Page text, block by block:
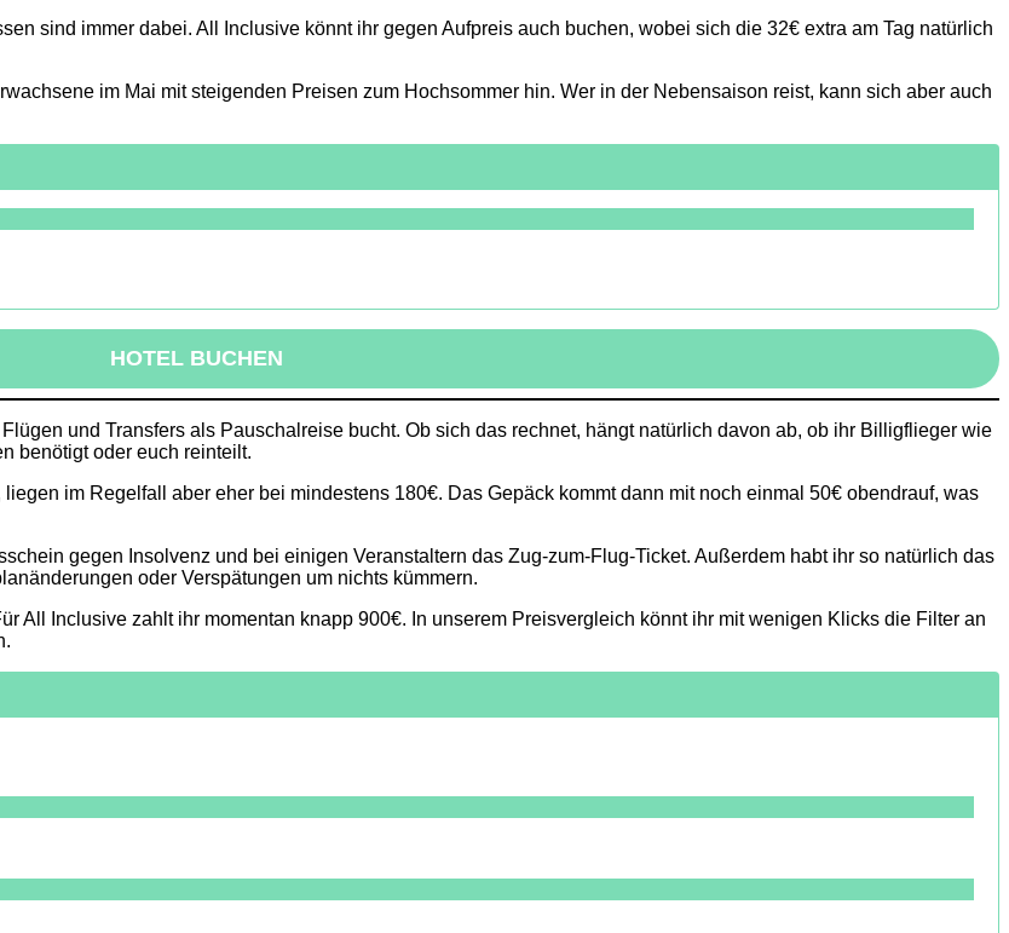
sind immer dabei. All Inclusive könnt ihr gegen Aufpreis auch buchen, wobei sich die 32€ extra am Tag natürlich
im Mai mit steigenden Preisen zum Hochsommer hin. Wer in der Nebensaison reist, kann sich aber auch
HOTEL BUCHEN
und Transfers als Pauschalreise bucht. Ob sich das rechnet, hängt natürlich davon ab, ob ihr Billigflieger wie
benötigt oder euch reinteilt.
im Regelfall aber eher bei mindestens 180€. Das Gepäck kommt dann mit noch einmal 50€ obendrauf, was
gegen Insolvenz und bei einigen Veranstaltern das Zug-zum-Flug-Ticket. Außerdem habt ihr so natürlich das
oder Verspätungen um nichts kümmern.
All Inclusive zahlt ihr momentan knapp 900€. In unserem Preisvergleich könnt ihr mit wenigen Klicks die Filter an